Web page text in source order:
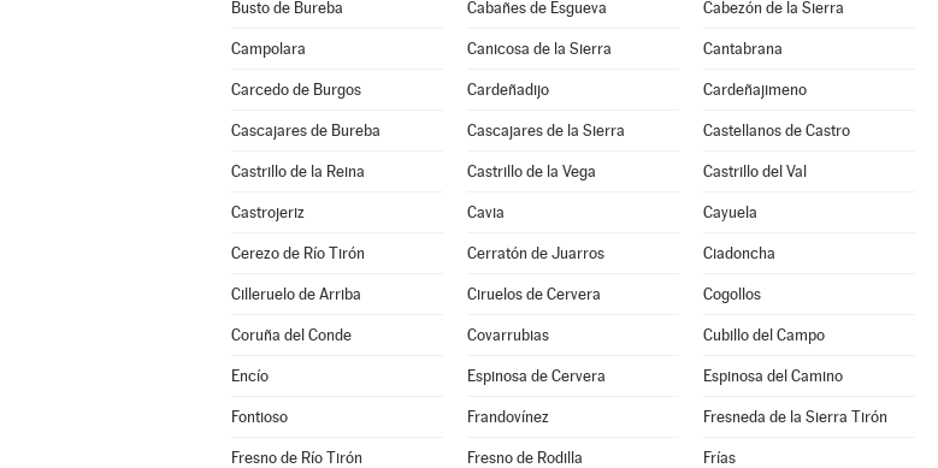
Busto de Bureba Cabañes de Esgueva Cabezón de la Sierra
Campolara Canicosa de la Sierra Cantabrana
Carcedo de Burgos Cardeñadijo Cardeñajimeno
Cascajares de Bureba Cascajares de la Sierra Castellanos de Castro
Castrillo de la Reina Castrillo de la Vega Castrillo del Val
Castrojeriz Cavia Cayuela
Cerezo de Río Tirón Cerratón de Juarros Ciadoncha
Cilleruelo de Arriba Ciruelos de Cervera Cogollos
Coruña del Conde Covarrubias Cubillo del Campo
Encío Espinosa de Cervera Espinosa del Camino
Fontioso Frandovínez Fresneda de la Sierra Tirón
Fresno de Río Tirón Fresno de Rodilla Frías